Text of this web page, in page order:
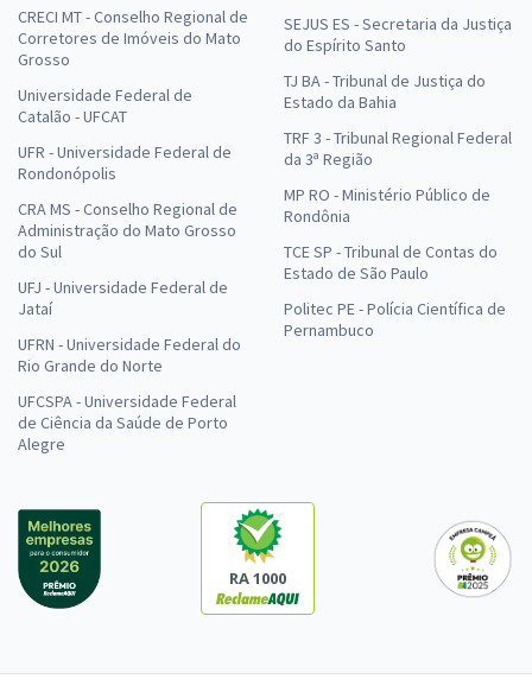
CRECI MT - Conselho Regional de
Corretores de Imóveis do Mato
Grosso
Universidade Federal de
Catalão - UFCAT
UFR - Universidade Federal de
Rondonópolis
CRA MS - Conselho Regional de
Administração do Mato Grosso
do Sul
UFJ - Universidade Federal de
Jataí
UFRN - Universidade Federal do
Rio Grande do Norte
UFCSPA - Universidade Federal
de Ciência da Saúde de Porto
Alegre
SEJUS ES - Secretaria da Justiça
do Espírito Santo
TJ BA - Tribunal de Justiça do
Estado da Bahia
TRF 3 - Tribunal Regional Federal
da 3ª Região
MP RO - Ministério Público de
Rondônia
TCE SP - Tribunal de Contas do
Estado de São Paulo
Politec PE - Polícia Científica de
Pernambuco
RA 1000